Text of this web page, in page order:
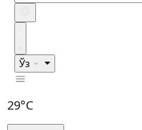
Ўз
29°C